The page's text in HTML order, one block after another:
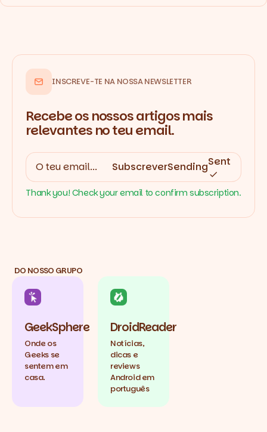
INSCREVE-TE NA NOSSA NEWSLETTER
Recebe os nossos artigos mais
relevantes no teu email.
SubscreverSendingSent
Thank you! Check your email to confirm subscription.
DO NOSSO GRUPO
GeekSphere
Onde os
Geeks se
sentem em
casa.
DroidReader
Notícias,
dicas e
reviews
Android em
português